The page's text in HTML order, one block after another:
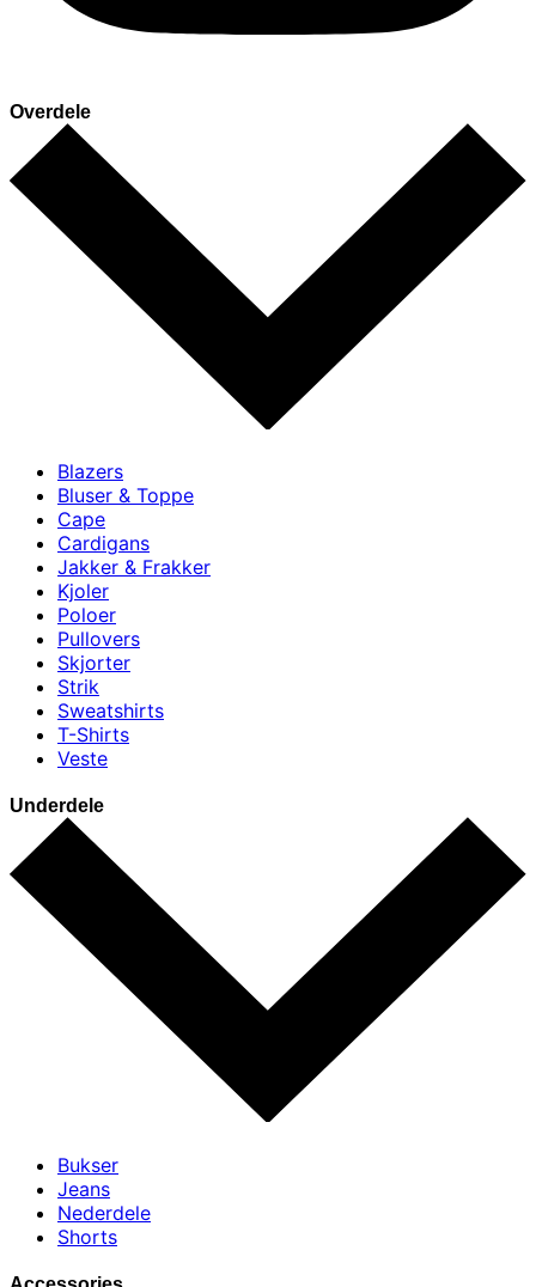
Overdele
Blazers
Bluser & Toppe
Cape
Cardigans
Jakker & Frakker
Kjoler
Poloer
Pullovers
Skjorter
Strik
Sweatshirts
T-Shirts
Veste
Underdele
Bukser
Jeans
Nederdele
Shorts